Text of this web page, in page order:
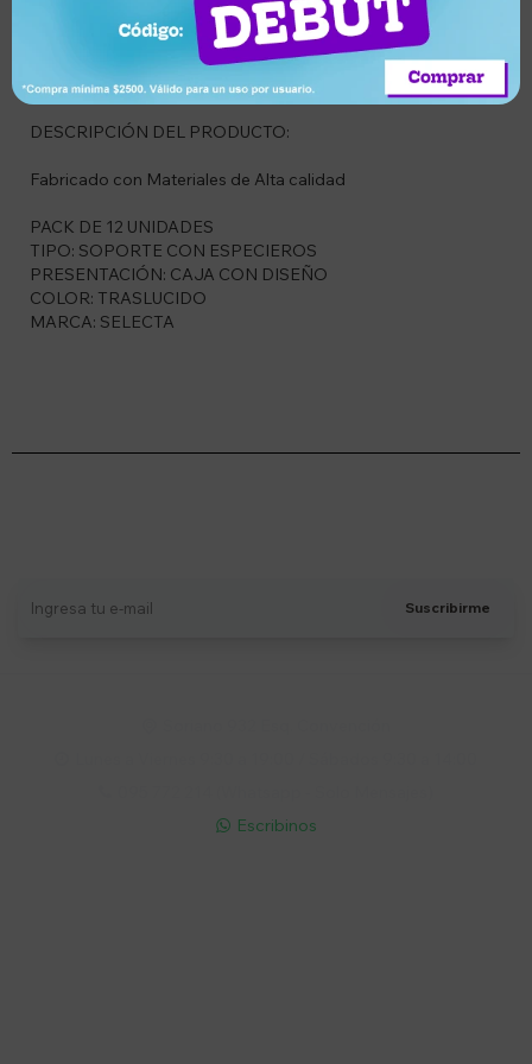
CODIGO: M465080
DESCRIPCIÓN DEL PRODUCTO:
Fabricado con Materiales de Alta calidad
PACK DE 12 UNIDADES
TIPO: SOPORTE CON ESPECIEROS
PRESENTACIÓN: CAJA CON DISEÑO
COLOR: TRASLUCIDO
MARCA: SELECTA
Suscribirme
 Escribinos